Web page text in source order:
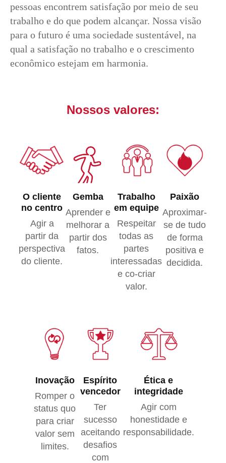
pessoas encontrem satisfação por meio de seu
trabalho e do que podem alcançar. Nossa visão
para o futuro é uma sociedade sustentável, na
qual a satisfação no trabalho e o crescimento
econômico estejam em harmonia.
Nossos valores:
O cliente
no centro
Agir a
partir da
perspectiva
do cliente.
Gemba
Aprender e
melhorar a
partir dos
fatos.
Trabalho
em equipe
Respeitar
todas as
partes
interessadas
e co-criar
valor.
Paixão
Aproximar-
se de tudo
de forma
positiva e
decidida.
Inovação
Romper o
status quo
para criar
valor sem
limites.
Espírito
vencedor
Ter
sucesso
aceitando
desafios
com
Ética e
integridade
Agir com
honestidade e
responsabilidade.